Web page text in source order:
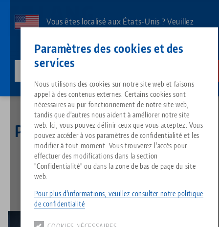
Paramètres des cookies et des
services
Nous utilisons des cookies sur notre site web et faisons
appel à des contenus externes. Certains cookies sont
nécessaires au pur fonctionnement de notre site web,
tandis que d'autres nous aident à améliorer notre site
web. Ici, vous pouvez définir ceux que vous acceptez. Vous
pouvez accéder à vos paramètres de confidentialité et les
modifier à tout moment. Vous trouverez l'accès pour
effectuer des modifications dans la section
"Confidentialité" ou dans la zone de bas de page du site
web.
Pour plus d'informations, veuillez consulter notre politique
de confidentialité
contenu
Vous êtes localisé aux États-Unis ? Veuillez
spécifique à votre pays.
Tout d'une seule source
Technologie de serrage à
Technologie de serrage des
Groupe de produits
Types de produits
Aperçu des produits
À propos de LANG
Philosophie
Innovations
Téléchargements
FAQ
Commande de catalogue
Blog
Actualités
Salons professionnels
Produits assortis
Désolé. Nous n'avons pu trouver aucun résultat.
Vers l'aperçu des produits
Services
Quicklinks
Search
Téléchargements
Downloads
Breadcrumb
Puissant chasseur de temps
28.02.2022 — Communiqué de presse
Retour aux Nouvelles